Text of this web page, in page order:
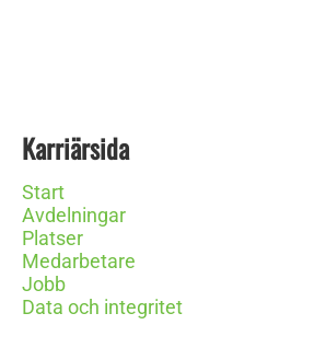
Karriärsida
Start
Avdelningar
Platser
Medarbetare
Jobb
Data och integritet